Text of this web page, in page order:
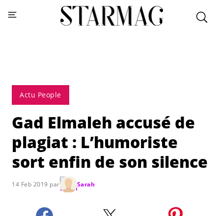
Actu People
Gad Elmaleh accusé de
plagiat : L’humoriste
sort enfin de son silence
14 Feb 2019 par Sarah